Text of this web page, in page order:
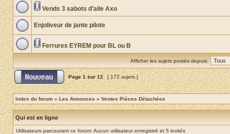
Vends 3 sabots d’aile Axo
Enjoliveur de jante pilote
Ferrures EYREM pour BL ou B
Afficher les sujets postés depuis:
Page1sur12 [ 172 sujets ]
Index du forum » Les Annonces » Ventes Pièces Détachées
Qui est en ligne
Utilisateurs parcourant ce forum: Aucun utilisateur enregistré et 5 invités